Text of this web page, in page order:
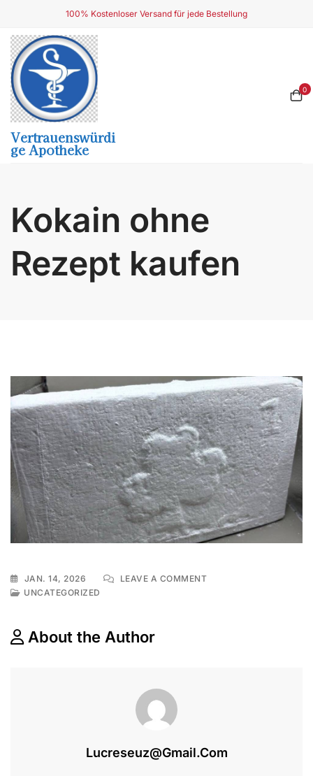
content
100% Kostenloser Versand für jede Bestellung
Vertrauenswürdi
Ge Apotheke
0
Kokain ohne
Rezept kaufen
JAN. 14, 2026 LEAVE A COMMENTON
UNCATEGORIZED
About the Author
Lucreseuz@gmail.com